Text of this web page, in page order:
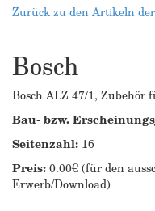
Zurück zu den Artikeln
Bosch
Bosch ALZ 47/1, Zubehör
Bau- bzw.
Seitenzahl: 16
Preis:0.00€ (für den
Erwerb/Download)